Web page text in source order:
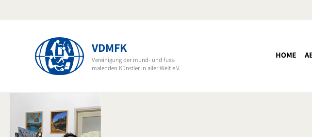
VDMFK
Vereinigung der mund- und fuss-
malenden Künstler in aller Welt e.V.
HOME